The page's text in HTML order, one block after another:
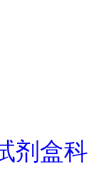
剂盒科